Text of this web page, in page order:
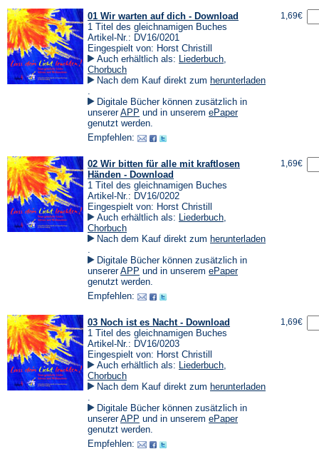
01 Wir warten auf dich - Download
1 Titel des gleichnamigen Buches
Artikel-Nr.: DV16/0201
Eingespielt von: Horst Christill
Auch erhältlich als: Liederbuch,
Chorbuch
Nach dem Kauf direkt zum herunterladen
in
einem
neuen
Tab)
.
Digitale Bücher können zusätzlich in
unsererAPP (Öffnet
in
neuen
und in unserem ePaper(Öffnet
genutzt werden.
Empfehlen:
1,69€
02 Wir bitten für alle mit kraftlosen
Händen - Download
1 Titel des gleichnamigen Buches
Artikel-Nr.: DV16/0202
Eingespielt von: Horst Christill
Auch erhältlich als: Liederbuch,
Chorbuch
Nach dem Kauf direkt zum herunterladen
in
einem
neuen
Tab)
.
Digitale Bücher können zusätzlich in
unsererAPP (Öffnet
in
neuen
und in unserem ePaper(Öffnet
genutzt werden.
Empfehlen:
1,69€
03 Noch ist es Nacht - Download
1 Titel des gleichnamigen Buches
Artikel-Nr.: DV16/0203
Eingespielt von: Horst Christill
Auch erhältlich als: Liederbuch,
Chorbuch
Nach dem Kauf direkt zum herunterladen
in
einem
neuen
Tab)
.
Digitale Bücher können zusätzlich in
unsererAPP (Öffnet
in
neuen
und in unserem ePaper(Öffnet
genutzt werden.
Empfehlen:
1,69€